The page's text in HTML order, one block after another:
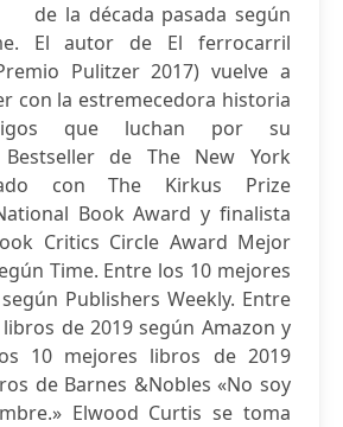
de la década pasada según
El autor de El ferrocarril
Pulitzer 2017) vuelve a
con la estremecedora historia
que luchan por su
Bestseller de The New York
con The Kirkus Prize
Book Award y finalista
Critics Circle Award Mejor
Time. Entre los 10 mejores
Publishers Weekly. Entre
de 2019 según Amazon y
10 mejores libros de 2019
de Barnes &Nobles «No soy
Elwood Curtis se toma